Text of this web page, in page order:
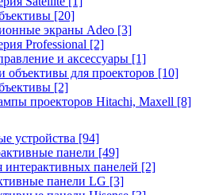
[20]
экраны Adeo [3]
Professional [2]
и аксессуары [1]
объективы для проекторов [10]
[2]
проекторов Hitachi, Maxell [8]
устройства [94]
панели [49]
интерактивных панелей [2]
панели LG [3]